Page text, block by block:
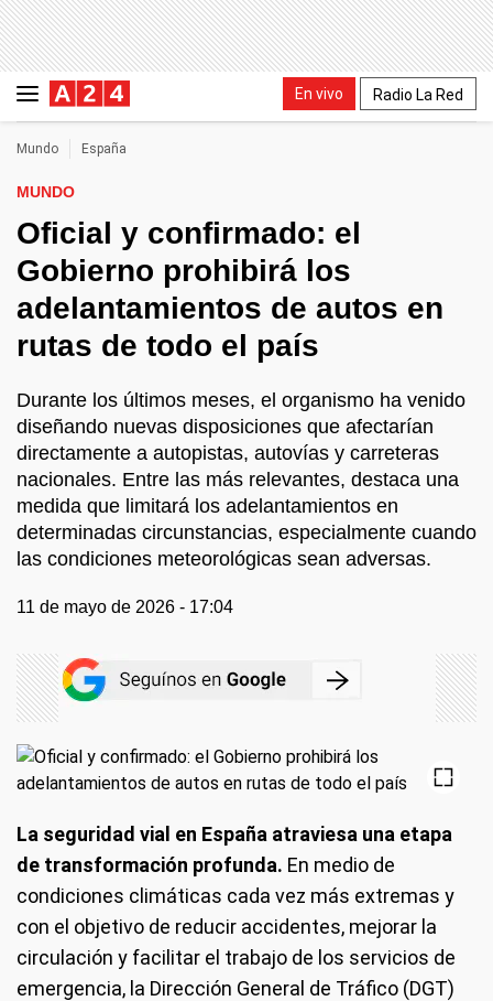
En vivo Radio La Red
Mundo España
MUNDO
Oficial y confirmado: el
Gobierno prohibirá los
adelantamientos de autos en
rutas de todo el país
Durante los últimos meses, el organismo ha venido
diseñando nuevas disposiciones que afectarían
directamente a autopistas, autovías y carreteras
nacionales. Entre las más relevantes, destaca una
medida que limitará los adelantamientos en
determinadas circunstancias, especialmente cuando
las condiciones meteorológicas sean adversas.
11 de mayo de 2026 - 17:04
La seguridad vial en España atraviesa una etapa
de transformación profunda. En medio de
condiciones climáticas cada vez más extremas y
con el objetivo de reducir accidentes, mejorar la
circulación y facilitar el trabajo de los servicios de
emergencia, la Dirección General de Tráfico (DGT)